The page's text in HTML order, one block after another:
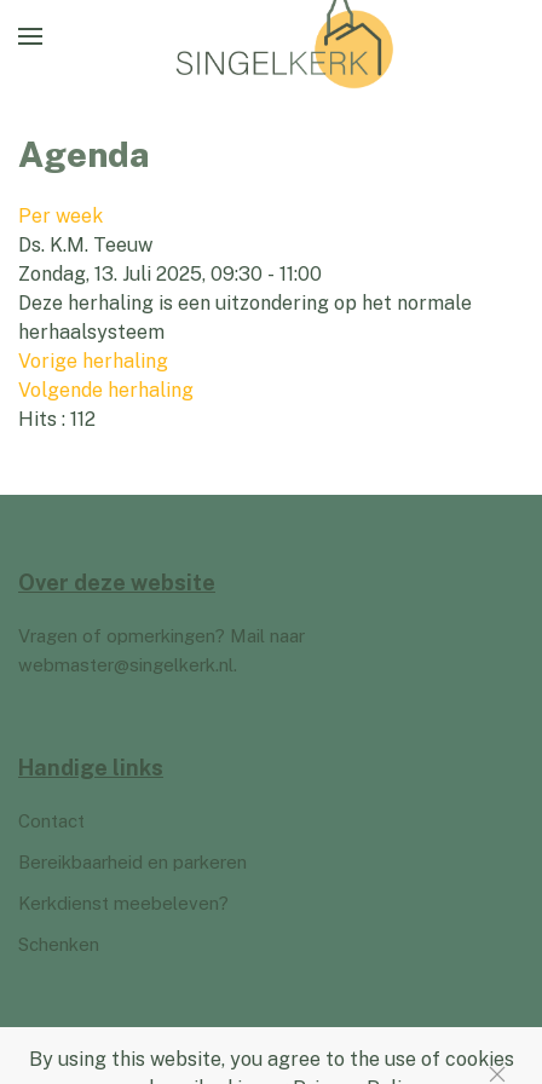
By using this website, you agree to the use of cookies
Agenda
Per week
Ds. K.M. Teeuw
Zondag, 13. Juli 2025, 09:30 - 11:00
Deze herhaling is een uitzondering op het normale
herhaalsysteem
Vorige herhaling
Volgende herhaling
Hits : 112
Over deze website
Vragen of opmerkingen? Mail naar
webmaster@singelkerk.nl.
Handige links
Contact
Bereikbaarheid en parkeren
Kerkdienst meebeleven?
Schenken